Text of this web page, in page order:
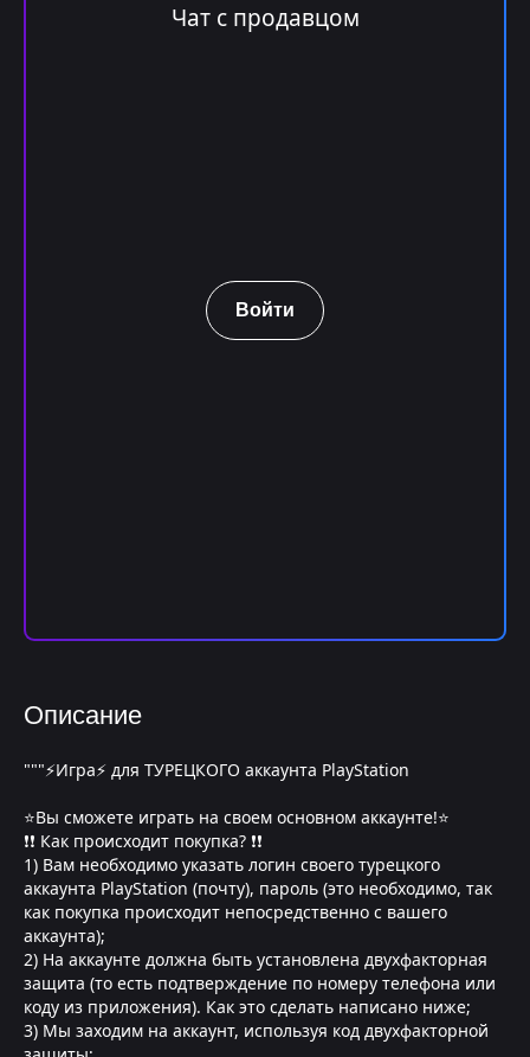
Чат с продавцом
Войти
Описание
"""⚡Игра⚡ для ТУРЕЦКОГО аккаунта PlayStation
⭐Вы сможете играть на своем основном аккаунте!⭐
❗❗ Как происходит покупка? ❗❗
1) Вам необходимо указать логин своего турецкого
аккаунта PlayStation (почту), пароль (это необходимо, так
как покупка происходит непосредственно с вашего
аккаунта);
2) На аккаунте должна быть установлена двухфакторная
защита (то есть подтверждение по номеру телефона или
коду из приложения). Как это сделать написано ниже;
3) Мы заходим на аккаунт, используя код двухфакторной